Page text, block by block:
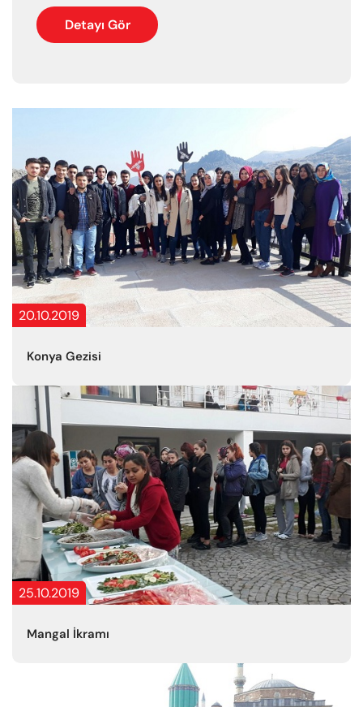
Detayı Gör
20.10.2019
Konya Gezisi
25.10.2019
Mangal İkramı